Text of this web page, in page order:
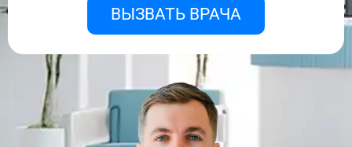
ВЫЗВАТЬ ВРАЧА